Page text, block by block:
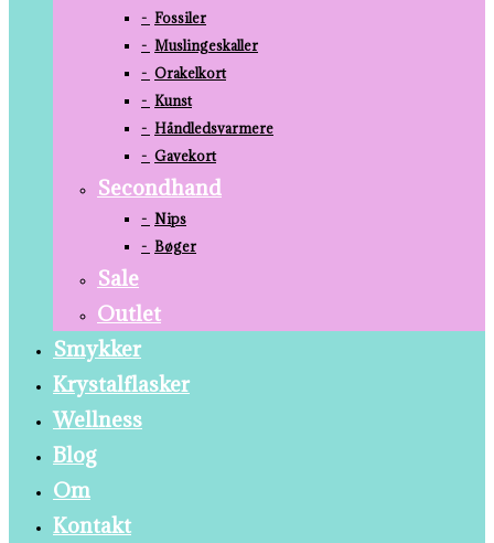
Fossiler
Muslingeskaller
Orakelkort
Kunst
Håndledsvarmere
Gavekort
Secondhand
Nips
Bøger
Sale
Outlet
Smykker
Krystalflasker
Wellness
Blog
Om
Kontakt